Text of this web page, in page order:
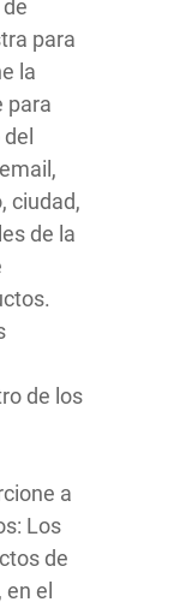
para
la
para
ciudad,
de la
de los
a
Los
de
en el